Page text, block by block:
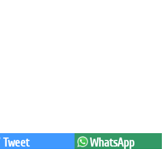
Tweet WhatsApp